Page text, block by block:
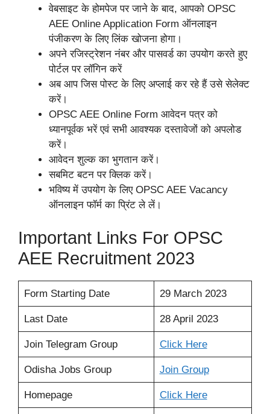
वेबसाइट के होमपेज पर जाने के बाद, आपको OPSC
AEE Online Application Form ऑनलाइन
पंजीकरण के लिए लिंक खोजना होगा।
अपने रजिस्ट्रेशन नंबर और पासवर्ड का उपयोग करते हुए
पोर्टल पर लॉगिन करें
अब आप जिस पोस्ट के लिए अप्लाई कर रहे हैं उसे सेलेक्ट
करें।
OPSC AEE Online Form आवेदन पत्र को
ध्यानपूर्वक भरें एवं सभी आवश्यक दस्तावेजों को अपलोड
करें।
आवेदन शुल्क का भुगतान करें।
सबमिट बटन पर क्लिक करें।
भविष्य में उपयोग के लिए OPSC AEE Vacancy
ऑनलाइन फॉर्म का प्रिंट ले लें।
Important Links For OPSC
AEE Recruitment 2023
Form Starting Date 29 March 2023
Last Date 28 April 2023
Join Telegram Group Click Here
Odisha Jobs Group Join Group
Homepage Click Here